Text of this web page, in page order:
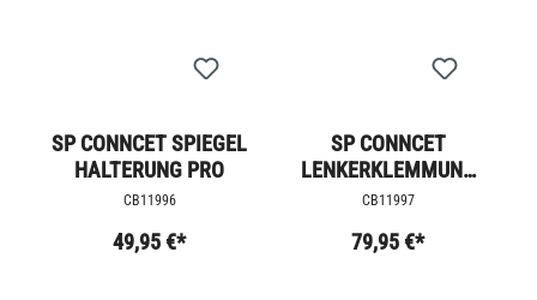
SP CONNCET SPIEGEL
HALTERUNG PRO
CB11996
49,95 €*
SP CONNCET
LENKERKLEMMUNG
HALTERUNG PRO
CB11997
79,95 €*